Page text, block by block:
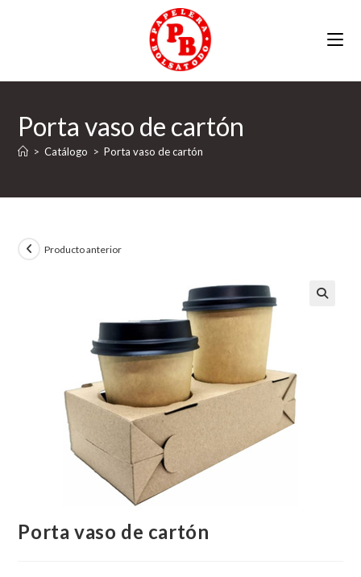
Porta vaso de cartón
> Catálogo > Porta vaso de cartón
Producto anterior
Porta vaso de cartón